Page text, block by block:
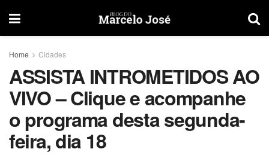
Home Cidades
ASSISTA INTROMETIDOS AO
VIVO – Clique e acompanhe
o programa desta segunda-
feira, dia 18